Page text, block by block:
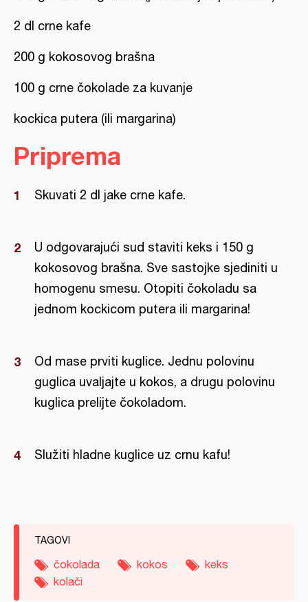
2 dl crne kafe
200 g kokosovog brašna
100 g crne čokolade za kuvanje
kockica putera (ili margarina)
Priprema
Skuvati 2 dl jake crne kafe.
U odgovarajući sud staviti keks i 150 g
kokosovog brašna. Sve sastojke sjediniti u
homogenu smesu. Otopiti čokoladu sa
jednom kockicom putera ili margarina!
Od mase prviti kuglice. Jednu polovinu
guglica uvaljajte u kokos, a drugu polovinu
kuglica prelijte čokoladom.
Služiti hladne kuglice uz crnu kafu!
TAGOVI
čokolada kokos
keks
kolači